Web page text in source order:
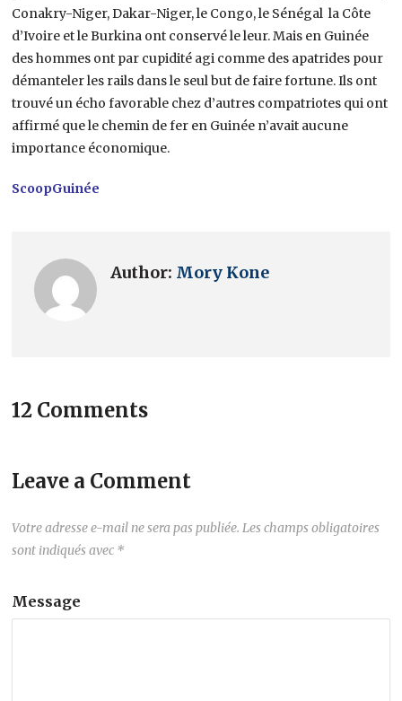
Conakry-Niger, Dakar-Niger, le Congo, le Sénégal la Côte
d’Ivoire et le Burkina ont conservé le leur. Mais en Guinée
des hommes ont par cupidité agi comme des apatrides pour
démanteler les rails dans le seul but de faire fortune. Ils ont
trouvé un écho favorable chez d’autres compatriotes qui ont
affirmé que le chemin de fer en Guinée n’avait aucune
importance économique.
ScoopGuinée
Author: Mory Kone
12 Comments
Leave a Comment
Votre adresse e-mail ne sera pas publiée. Les champs obligatoires
sont indiqués avec *
Message